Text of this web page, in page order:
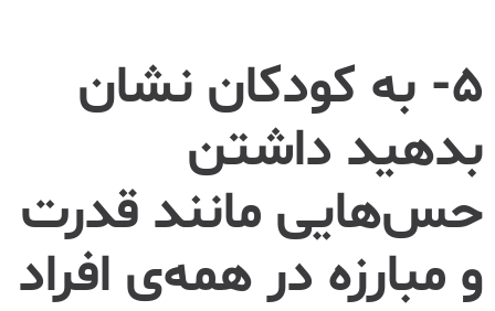
۵- به کودکان نشان
بدهید داشتن
حس‌هایی مانند قدرت
و مبارزه در همه‌ی افراد